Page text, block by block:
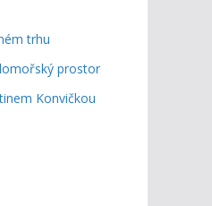
trhu
prostor
Konvičkou